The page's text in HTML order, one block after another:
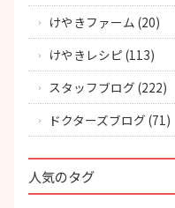
けやきファーム (20)
けやきレシピ (113)
スタッフブログ (222)
ドクターズブログ (71)
人気のタグ